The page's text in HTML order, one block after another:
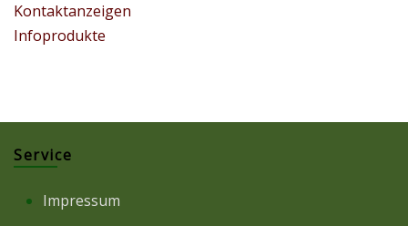
Kontaktanzeigen
Infoprodukte
Service
Impressum